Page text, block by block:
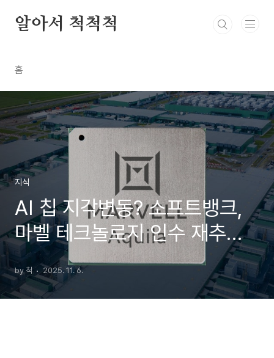
알아서 척척척
홈
지식
AI 칩 지각변동? 소프트뱅크,
마벨 테크놀로지 인수 재추진
움직임
by 척 2025. 11. 6.